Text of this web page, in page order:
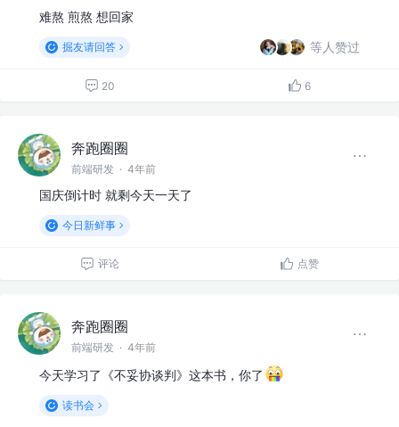
难熬 煎熬 想回家
掘友请回答 等人赞过
20 6
奔跑圈圈
前端研发 · 4年前
国庆倒计时 就剩今天一天了
今日新鲜事
评论 点赞
奔跑圈圈
前端研发 · 4年前
今天学习了《不妥协谈判》这本书，你了
读书会